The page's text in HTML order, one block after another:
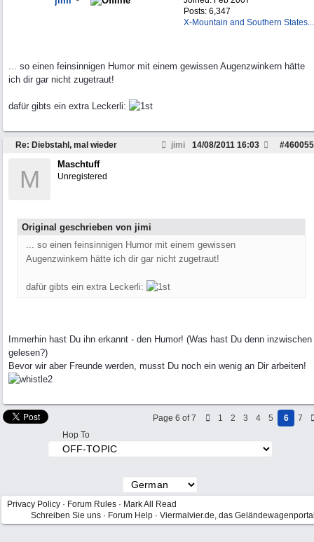
Posts: 6,347
X-Mountain and Southern States...
... so einen feinsinnigen Humor mit einem gewissen Augenzwinkern hätte
ich dir gar nicht zugetraut!
dafür gibts ein extra Leckerli:
Re: Diebstahl, mal wieder jimi #460055
14/08/2011 16:03
M
Maschtuff
Unregistered
Original geschrieben von jimi
... so einen feinsinnigen Humor mit einem gewissen
Augenzwinkern hätte ich dir gar nicht zugetraut!
dafür gibts ein extra Leckerli:
Immerhin hast Du ihn erkannt - den Humor! (Was hast Du denn inzwischen
gelesen?)
Bevor wir aber Freunde werden, musst Du noch ein wenig an Dir arbeiten!
Page 6 of 7 1 2 3 4 5 6
7
Hop To
Privacy Policy · Forum Rules · Mark All Read
Schreiben Sie uns · Forum Help · Viermalvier.de, das